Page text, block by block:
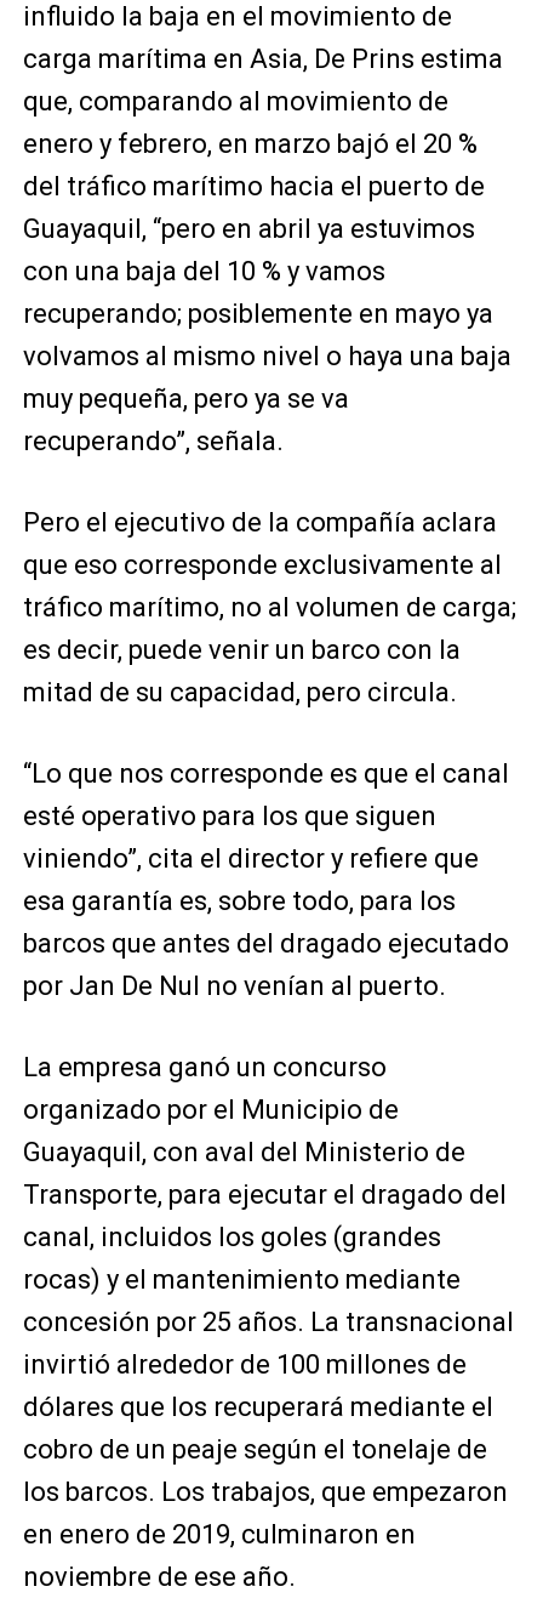
influido la baja en el movimiento de
carga marítima en Asia, De Prins estima
que, comparando al movimiento de
enero y febrero, en marzo bajó el 20 %
del tráfico marítimo hacia el puerto de
Guayaquil, “pero en abril ya estuvimos
con una baja del 10 % y vamos
recuperando; posiblemente en mayo ya
volvamos al mismo nivel o haya una baja
muy pequeña, pero ya se va
recuperando”, señala.
Pero el ejecutivo de la compañía aclara
que eso corresponde exclusivamente al
tráfico marítimo, no al volumen de carga;
es decir, puede venir un barco con la
mitad de su capacidad, pero circula.
“Lo que nos corresponde es que el canal
esté operativo para los que siguen
viniendo”, cita el director y refiere que
esa garantía es, sobre todo, para los
barcos que antes del dragado ejecutado
por Jan De Nul no venían al puerto.
La empresa ganó un concurso
organizado por el Municipio de
Guayaquil, con aval del Ministerio de
Transporte, para ejecutar el dragado del
canal, incluidos los goles (grandes
rocas) y el mantenimiento mediante
concesión por 25 años. La transnacional
invirtió alrededor de 100 millones de
dólares que los recuperará mediante el
cobro de un peaje según el tonelaje de
los barcos. Los trabajos, que empezaron
en enero de 2019, culminaron en
noviembre de ese año.